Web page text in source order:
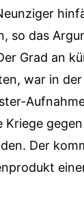
so das
Grad an
war in
Der